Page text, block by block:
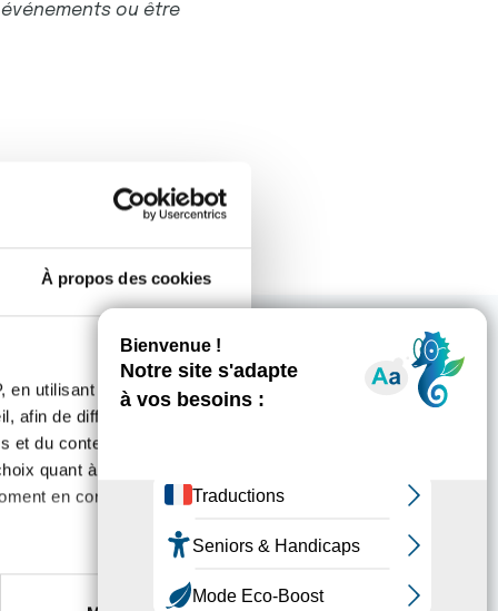
À propos des cookies
en utilisant des
afin de diffuser des
du contenu, ainsi que de
quant à l'utilisation de
en consultant la
à plusieurs mètres près
ou être
intéresser